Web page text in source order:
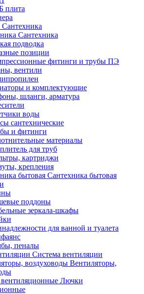
плита
Сантехника
Сантехника
подводка
позиции
фитинги и трубы ПЭ
вентили
и комплектующие
шланги, арматура
воды
сантехнические
и фитинги
материалы
для труб
картриджи
крепления
Сантехника бытовая
поддоны
зеркала-шкафы
для ванной и туалета
пеналы
Система вентиляции
Вентиляторы,
Лючки